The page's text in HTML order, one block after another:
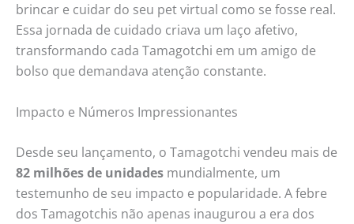
brincar e cuidar do seu pet virtual como se fosse real.
Essa jornada de cuidado criava um laço afetivo,
transformando cada Tamagotchi em um amigo de
bolso que demandava atenção constante.
Impacto e Números Impressionantes
Desde seu lançamento, o Tamagotchi vendeu mais de
82 milhões de unidades mundialmente, um
testemunho de seu impacto e popularidade. A febre
dos Tamagotchis não apenas inaugurou a era dos